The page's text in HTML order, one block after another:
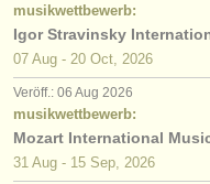
musikwettbewerb:
Igor Stravinsky
07 Aug - 20 Oct, 2026
Veröff.: 06 Aug 2026
musikwettbewerb:
Mozart International
31 Aug - 15 Sep, 2026